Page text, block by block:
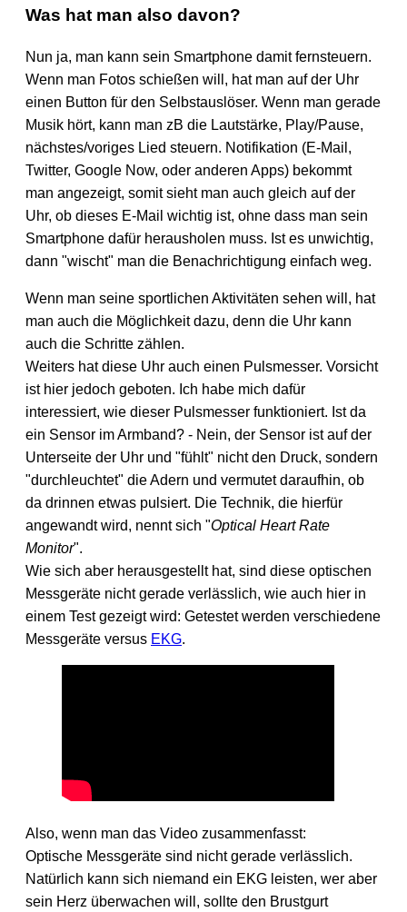
Was hat man also davon?
Nun ja, man kann sein Smartphone damit fernsteuern.
Wenn man Fotos schießen will, hat man auf der Uhr
einen Button für den Selbstauslöser. Wenn man gerade
Musik hört, kann man zB die Lautstärke, Play/Pause,
nächstes/voriges Lied steuern. Notifikation (E-Mail,
Twitter, Google Now, oder anderen Apps) bekommt
man angezeigt, somit sieht man auch gleich auf der
Uhr, ob dieses E-Mail wichtig ist, ohne dass man sein
Smartphone dafür herausholen muss. Ist es unwichtig,
dann "wischt" man die Benachrichtigung einfach weg.
Wenn man seine sportlichen Aktivitäten sehen will, hat
man auch die Möglichkeit dazu, denn die Uhr kann
auch die Schritte zählen.
Weiters hat diese Uhr auch einen Pulsmesser. Vorsicht
ist hier jedoch geboten. Ich habe mich dafür
interessiert, wie dieser Pulsmesser funktioniert. Ist da
ein Sensor im Armband? - Nein, der Sensor ist auf der
Unterseite der Uhr und "fühlt" nicht den Druck, sondern
"durchleuchtet" die Adern und vermutet daraufhin, ob
da drinnen etwas pulsiert. Die Technik, die hierfür
angewandt wird, nennt sich "Optical Heart Rate
Monitor".
Wie sich aber herausgestellt hat, sind diese optischen
Messgeräte nicht gerade verlässlich, wie auch hier in
einem Test gezeigt wird: Getestet werden verschiedene
Messgeräte versus EKG.
Also, wenn man das Video zusammenfasst:
Optische Messgeräte sind nicht gerade verlässlich.
Natürlich kann sich niemand ein EKG leisten, wer aber
sein Herz überwachen will, sollte den Brustgurt